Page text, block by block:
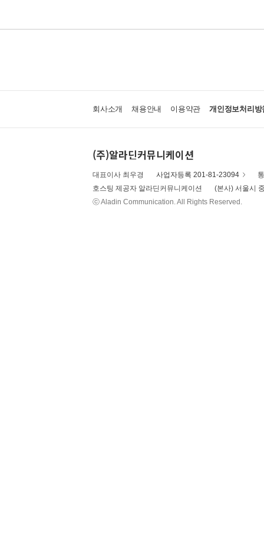
회사소개 채용안내 이용약관 개인정보처리방
(주)알라딘커뮤니케이션
대표이사 최우경 사업자등록 201-81-23094
호스팅 제공자 알라딘커뮤니케이션
(본사) 서울시
ⓒ Aladin Communication. All Rights Reserved.